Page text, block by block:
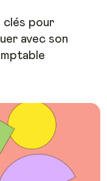
clés pour
avec son